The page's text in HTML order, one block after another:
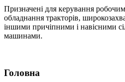
Призначені для керування
обладнання тракторів,
іншими причіпними і навісними
машинами.
Головна